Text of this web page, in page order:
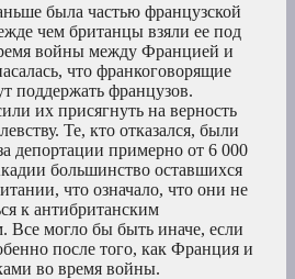
была частью французской
чем британцы взяли ее под
войны между Францией и
что франкоговорящие
поддержать французов.
их присягнуть на верность
Те, кто отказался, были
депортации примерно от 6 000
большинство оставшихся
что означало, что они не
к антибританским
Все могло бы быть иначе, если
после того, как Франция и
во время войны.